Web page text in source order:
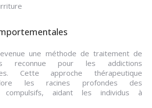
une méthode de traitement de
reconnue pour les addictions
Cette approche thérapeutique
les racines profondes des
compulsifs, aidant les individus à